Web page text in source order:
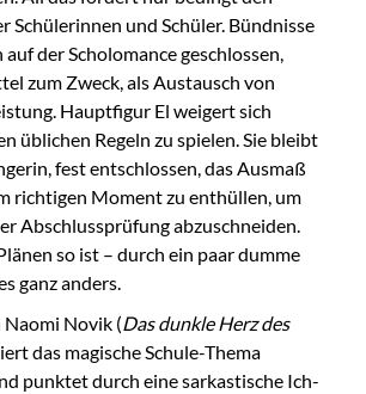
Schülerinnen und Schüler. Bündnisse
der Scholomance geschlossen,
zum Zweck, als Austausch von
Hauptfigur El weigert sich
üblichen Regeln zu spielen. Sie bleibt
fest entschlossen, das Ausmaß
richtigen Moment zu enthüllen, um
Abschlussprüfung abzuschneiden.
so ist – durch ein paar dumme
ganz anders.
Naomi Novik (Das dunkle Herz des
das magische Schule-Thema
punktet durch eine sarkastische Ich-